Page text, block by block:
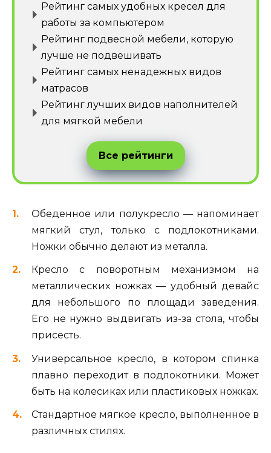
Рейтинг самых удобных кресел для
работы за компьютером
Рейтинг подвесной мебели, которую
лучше не подвешивать
Рейтинг самых ненадежных видов
матрасов
Рейтинг лучших видов наполнителей
для мягкой мебели
Все рейтинги
Обеденное или полукресло — напоминает
мягкий стул, только с подлокотниками.
Ножки обычно делают из металла.
Кресло с поворотным механизмом на
металлических ножках — удобный девайс
для небольшого по площади заведения.
Его не нужно выдвигать из-за стола, чтобы
присесть.
Универсальное кресло, в котором спинка
плавно переходит в подлокотники. Может
быть на колесиках или пластиковых ножках.
Стандартное мягкое кресло, выполненное в
различных стилях.